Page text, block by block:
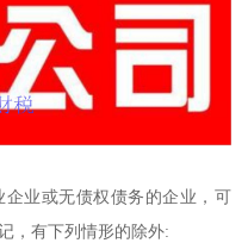
业或无债权债务的企业，可
，有下列情形的除外: